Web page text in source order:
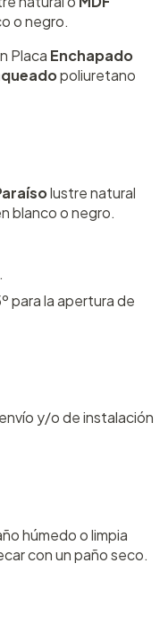
o negro.
Placa Enchapado
poliuretano
lustre natural
blanco o negro.
para la apertura de
y/o de instalación
húmedo o limpia
con un paño seco.